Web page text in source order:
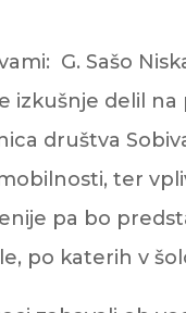
G. Sašo
izkušnje delil
društva
ter
pa bo
po katerih v